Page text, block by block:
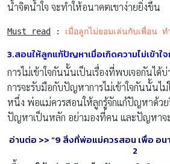
น้ำจิตน้ำใจ จะทำให้อนาคตเขาง่ายยิ่งขึ้น
Must read : เมื่อลูกไม่ยอมเล่นกับเพื่อน ท
3.สอนให้ลูกแก้ปัญหาเมื่อเกิดความไม่เข้าใ
การไม่เข้าใจกันนั้นเป็นเรื่องที่พบเจอกันได้
การจะรับมือกับปัญหาการไม่เข้าใจกันนั้นไม่
หนึ่ง พ่อแม่ควรสอนให้ลูกรู้จักแก้ปัญหาด้ว
ปัญหาเป็นหลัก อย่ามองที่คน และปัญหาจ
อ่านต่อ >> “9 สิ่งที่พ่อแม่ควรสอน เพื่อ อ
2